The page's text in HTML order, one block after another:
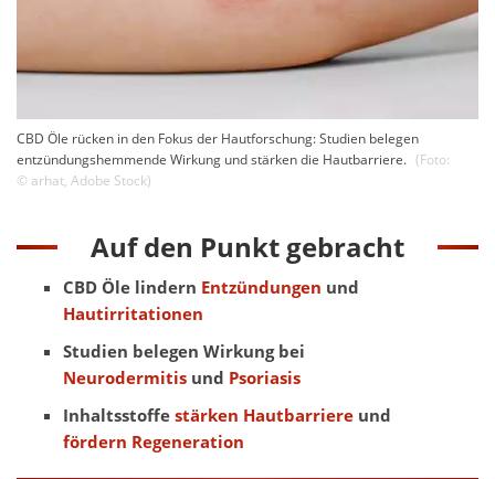
CBD Öle rücken in den Fokus der Hautforschung: Studien belegen
entzündungshemmende Wirkung und stärken die Hautbarriere. (Foto:
© arhat, Adobe Stock)
Auf den Punkt gebracht
CBD Öle lindern Entzündungen und
Hautirritationen
Studien belegen Wirkung bei
Neurodermitisund Psoriasis
Inhaltsstoffestärken Hautbarriereund
fördern Regeneration